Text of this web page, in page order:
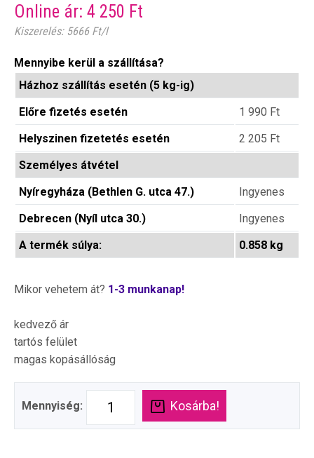
Online ár: 4 250 Ft
Kiszerelés: 5666 Ft/l
Mennyibe kerül a szállítása?
Házhoz szállítás esetén (5 kg-ig)
Előre fizetés esetén
1 990 Ft
Helyszinen fizetetés esetén
2 205 Ft
Személyes átvétel
Nyíregyháza (Bethlen G. utca 47.)
Ingyenes
Debrecen (Nyíl utca 30.)
Ingyenes
A termék súlya:
0.858 kg
Mikor vehetem át? 1-3 munkanap!
kedvező ár
tartós felület
magas kopásállóság
Mennyiség: Kosárba!